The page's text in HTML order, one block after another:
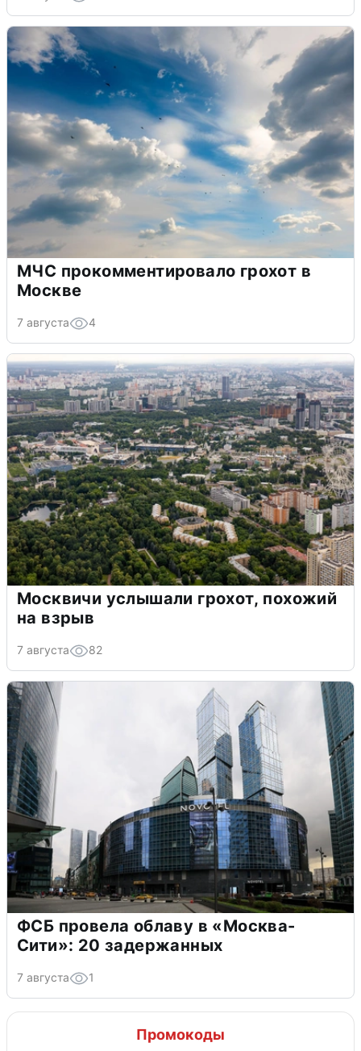
МЧС прокомментировало грохот в
Москве
7 августа 4
Москвичи услышали грохот, похожий
на взрыв
7 августа 82
ФСБ провела облаву в «Москва-
Сити»: 20 задержанных
7 августа 1
Промокоды